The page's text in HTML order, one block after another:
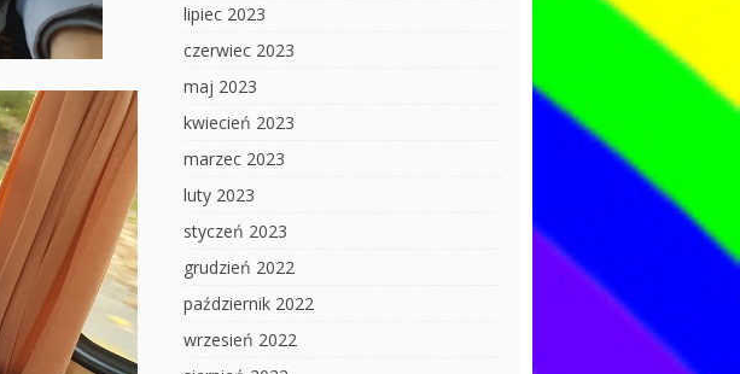
lipiec 2023
czerwiec 2023
maj 2023
kwiecień 2023
marzec 2023
luty 2023
styczeń 2023
grudzień 2022
październik 2022
wrzesień 2022